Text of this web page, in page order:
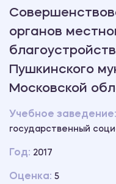
органов
Пушкинского
Московской
Учебное заведение:
государственный
Год: 2017
Оценка: 5